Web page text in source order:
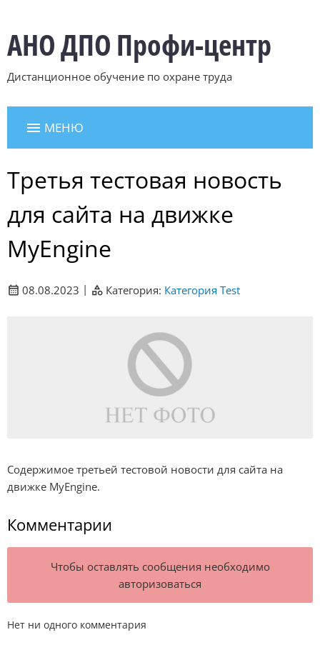
АНО ДПО Профи-центр
Дистанционное обучение по охране труда
МЕНЮ
ГЛАВНАЯ
О КОМПАНИИ
НОВОСТИ
Третья тестовая новость
для сайта на движке
MyEngine
08.08.2023 | Категория: Категория Test
Содержимое третьей тестовой новости для сайта на
движке MyEngine.
Комментарии
Чтобы оставлять сообщения необходимо
авторизоваться
Нет ни одного комментария